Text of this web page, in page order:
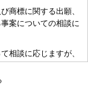
商標に関する出願、
案についての相談に
相談に応じますが、